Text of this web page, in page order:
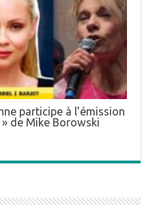
participe à l’émission
» de Mike Borowski